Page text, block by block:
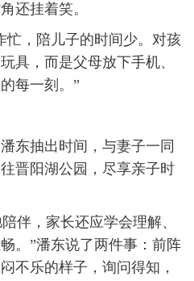
还挂着笑。
，陪儿子的时间少。对孩
具，而是父母放下手机、
每一刻。”
抽出时间，与妻子一同
晋阳湖公园，尽享亲子时
伴，家长还应学会理解、
。”潘东说了两件事：前阵
不乐的样子，询问得知，